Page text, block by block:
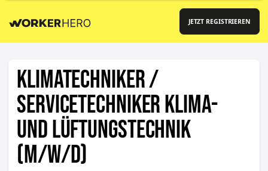
JETZT REGISTRIEREN
Klimatechniker /
Servicetechniker Klima-
und Lüftungstechnik
(m/w/d)